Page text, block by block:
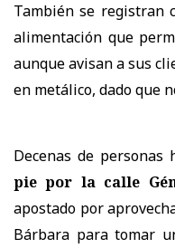
También se registran
alimentación que
aunque avisan a sus
en metálico, dado que
Decenas de personas
pie por la calle
apostado por
Bárbara para tomar